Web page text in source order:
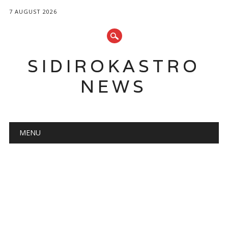
7 AUGUST 2026
SIDIROKASTRO
NEWS
Main menu
MENU